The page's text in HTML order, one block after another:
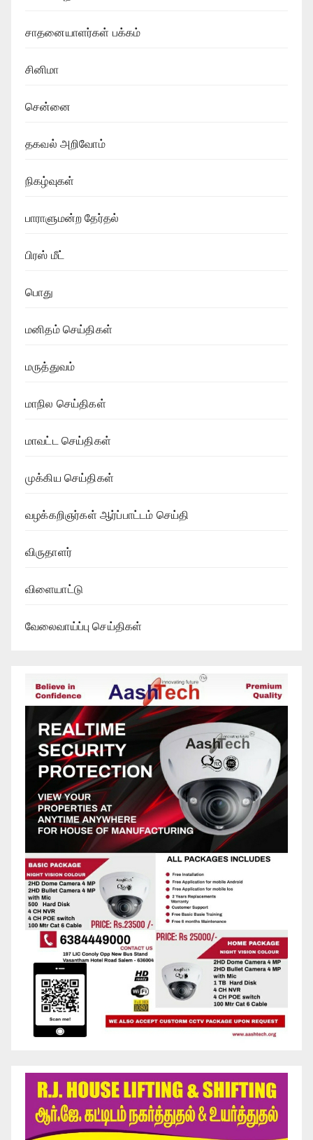
சாதனையாளர்கள் பக்கம்
சினிமா
சென்னை
தகவல் அறிவோம்
நிகழ்வுகள்
பாராளுமன்ற தேர்தல்
பிரஸ் மீட்
பொது
மனிதம் செய்திகள்
மருத்துவம்
மாநில செய்திகள்
மாவட்ட செய்திகள்
முக்கிய செய்திகள்
வழக்கறிஞர்கள் ஆர்ப்பாட்டம் செய்தி
விருதாளர்
விளையாட்டு
வேலைவாய்ப்பு செய்திகள்